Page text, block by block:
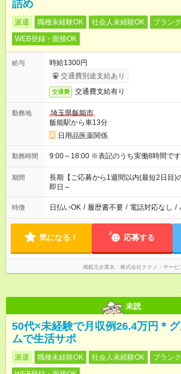
詰め
派遣 職種未経験OK 社会人未経験OK
ブラン
WEB登録・面接OK
給与
時給1300円
交通費別途支給あり
交通費 交通費支給有り
勤務地
埼玉県飯能市
飯能駅から車13分
日用品医薬関係
勤務時間 9:00～18:00 ※表記のうち実働8時間です
期間
長期【ご応募から1週間以内(最短2日目)
即日～
特徴 日払いOK / 履歴書不要 / 電話対応なし /
気になる！ 応募する
掲載元企業名 株式会社テクノ・サービ
未読
50代×未経験で月収例26.4万円＊
ムで生活サポ
派遣 職種未経験OK 社会人未経験OK
ブラン